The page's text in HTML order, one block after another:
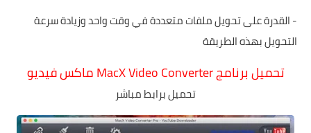
- القدرة على تحويل ملفات متعددة في وقت واحد وزيادة سرعة
التحويل بهذه الطريقة
تحميل برنامج MacX Video Converter ماكس فيديو
تحميل برابط مباشر